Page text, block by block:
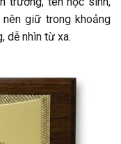
giữ trong khoảng
dễ nhìn từ xa.